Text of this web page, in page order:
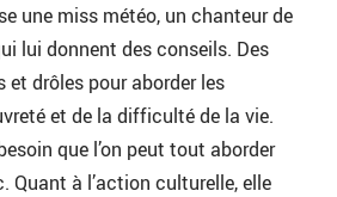
une miss météo, un chanteur de
lui donnent des conseils. Des
drôles pour aborder les
et de la difficulté de la vie.
que l’on peut tout aborder
Quant à l’action culturelle, elle